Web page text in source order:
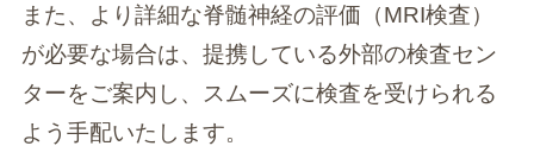
また、より詳細な脊髄神経の評価（MRI検査）
が必要な場合は、提携している外部の検査セン
ターをご案内し、スムーズに検査を受けられる
よう手配いたします。